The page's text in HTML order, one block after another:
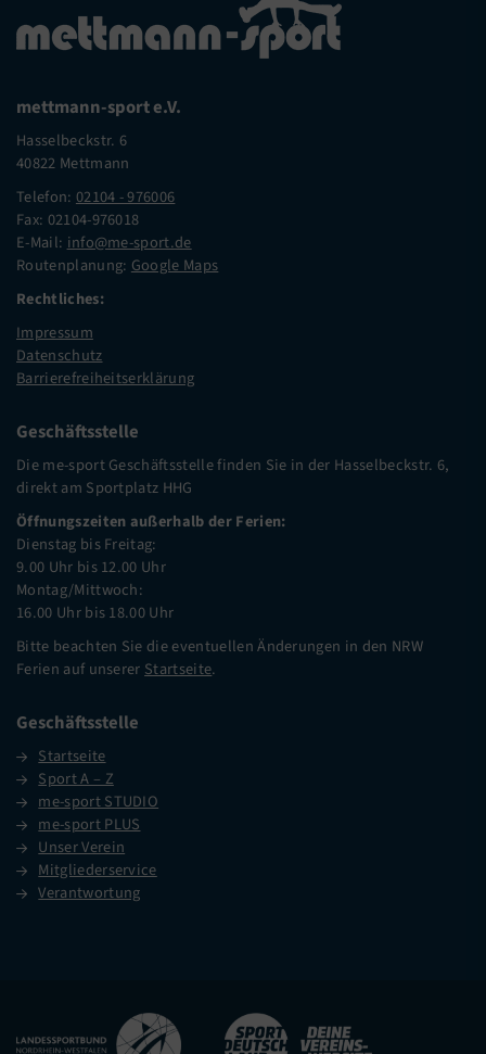
mettmann-sport e.V.
Hasselbeckstr. 6
40822 Mettmann
Telefon: 02104 - 976006
Fax: 02104-976018
E-Mail: info@me-sport.de
Routenplanung: Google Maps
Rechtliches:
Impressum
Datenschutz
Barrierefreiheitserklärung
Geschäftsstelle
Die me-sport Geschäftsstelle finden Sie in der Hasselbeckstr. 6,
direkt am Sportplatz HHG
Öffnungszeiten außerhalb der Ferien:
Dienstag bis Freitag:
9.00 Uhr bis 12.00 Uhr
Montag/Mittwoch:
16.00 Uhr bis 18.00 Uhr
Bitte beachten Sie die eventuellen Änderungen in den NRW
Ferien auf unserer Startseite.
Geschäftsstelle
Startseite
Sport A – Z
me-sport STUDIO
me-sport PLUS
Unser Verein
Mitgliederservice
Verantwortung